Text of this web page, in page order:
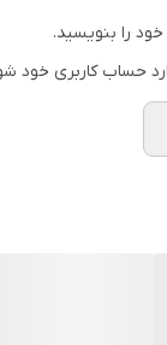
را بنویسید.
حساب کاربری خود